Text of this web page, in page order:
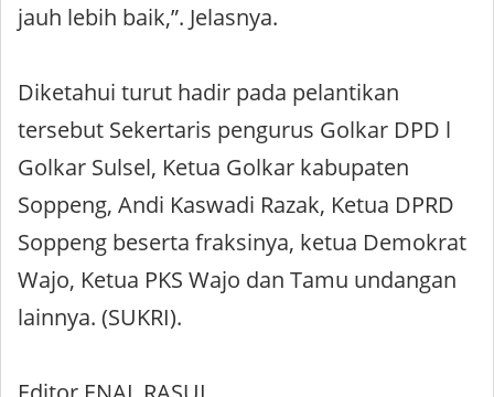
jauh lebih baik,”. Jelasnya.
Diketahui turut hadir pada pelantikan
tersebut Sekertaris pengurus Golkar DPD l
Golkar Sulsel, Ketua Golkar kabupaten
Soppeng, Andi Kaswadi Razak, Ketua DPRD
Soppeng beserta fraksinya, ketua Demokrat
Wajo, Ketua PKS Wajo dan Tamu undangan
lainnya. (SUKRI).